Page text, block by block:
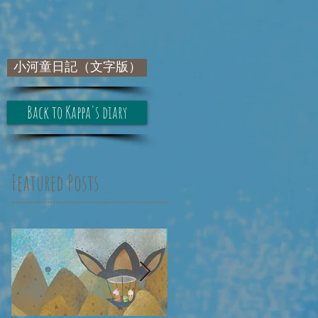
小河童日記（文字版）
Back to Kappa's diary
Featured Posts